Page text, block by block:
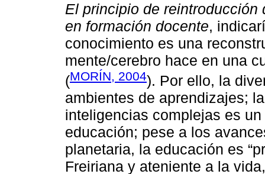
El principio de
en formación docente,
conocimiento es una
mente/cerebro hace en una
(MORÍN, 2004). Por ello, la
ambientes de aprendizajes;
inteligencias complejas es
educación; pese a los
planetaria, la educación es
Freiriana y ateniente a la